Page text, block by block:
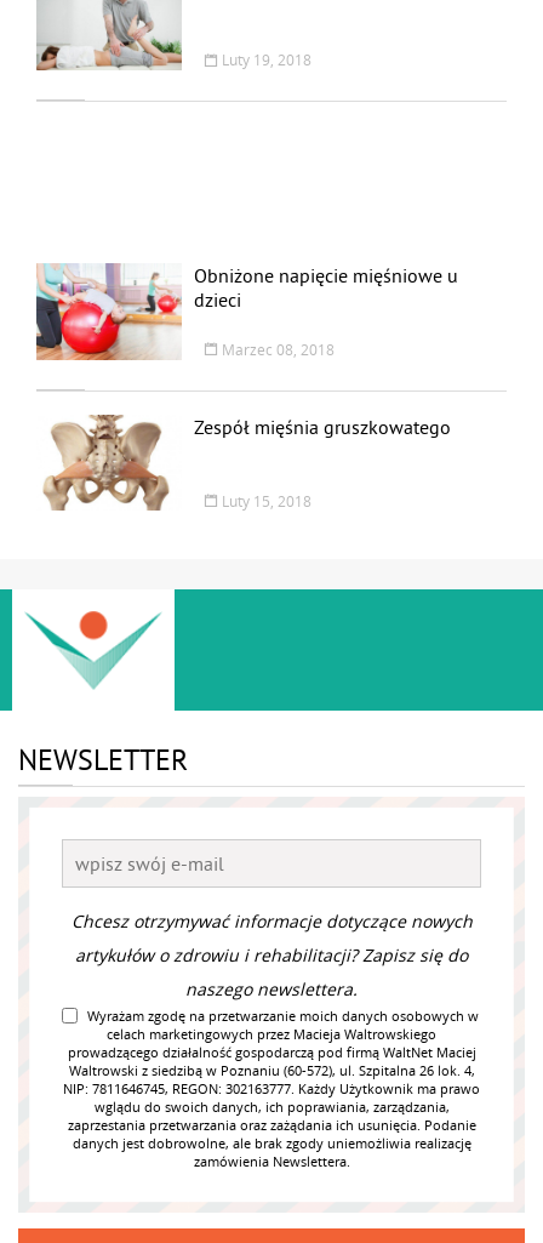
Luty 19, 2018
Obniżone napięcie mięśniowe u
dzieci
Marzec 08, 2018
Zespół mięśnia gruszkowatego
Luty 15, 2018
NEWSLETTER
Chcesz otrzymywać informacje dotyczące nowych
artykułów o zdrowiu i rehabilitacji? Zapisz się do
naszego newslettera.
Wyrażam zgodę na przetwarzanie moich danych osobowych w
celach marketingowych przez Macieja Waltrowskiego
prowadzącego działalność gospodarczą pod firmą WaltNet Maciej
Waltrowski z siedzibą w Poznaniu (60-572), ul. Szpitalna 26 lok. 4,
NIP: 7811646745, REGON: 302163777. Każdy Użytkownik ma prawo
wglądu do swoich danych, ich poprawiania, zarządzania,
zaprzestania przetwarzania oraz zażądania ich usunięcia. Podanie
danych jest dobrowolne, ale brak zgody uniemożliwia realizację
zamówienia Newslettera.